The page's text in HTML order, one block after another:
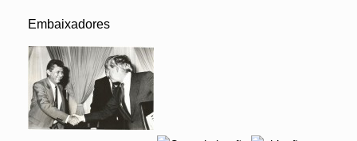
Embaixadores